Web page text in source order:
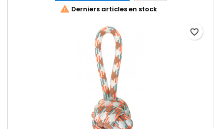
 Derniers articles en stock
favorite_border